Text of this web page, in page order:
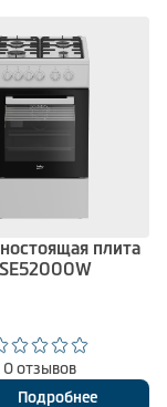
плита
0 отзывов
Подробнее